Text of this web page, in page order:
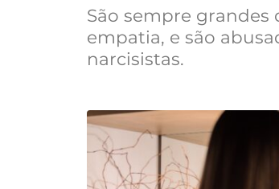
São sempre
empatia, e são
narcisistas.